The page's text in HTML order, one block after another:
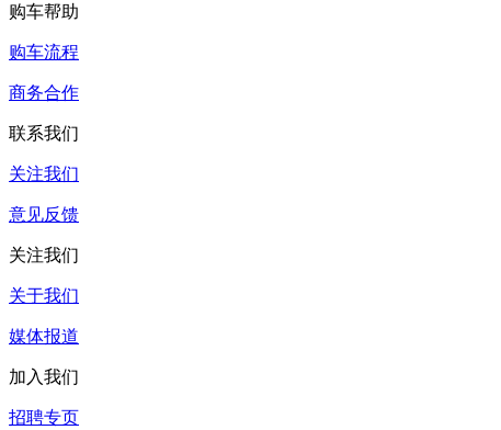
购车帮助
购车流程
商务合作
联系我们
关注我们
意见反馈
关注我们
关于我们
媒体报道
加入我们
招聘专页